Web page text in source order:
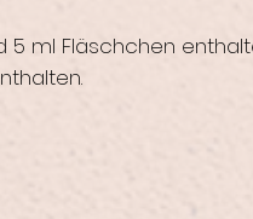
5 ml Fläschchen